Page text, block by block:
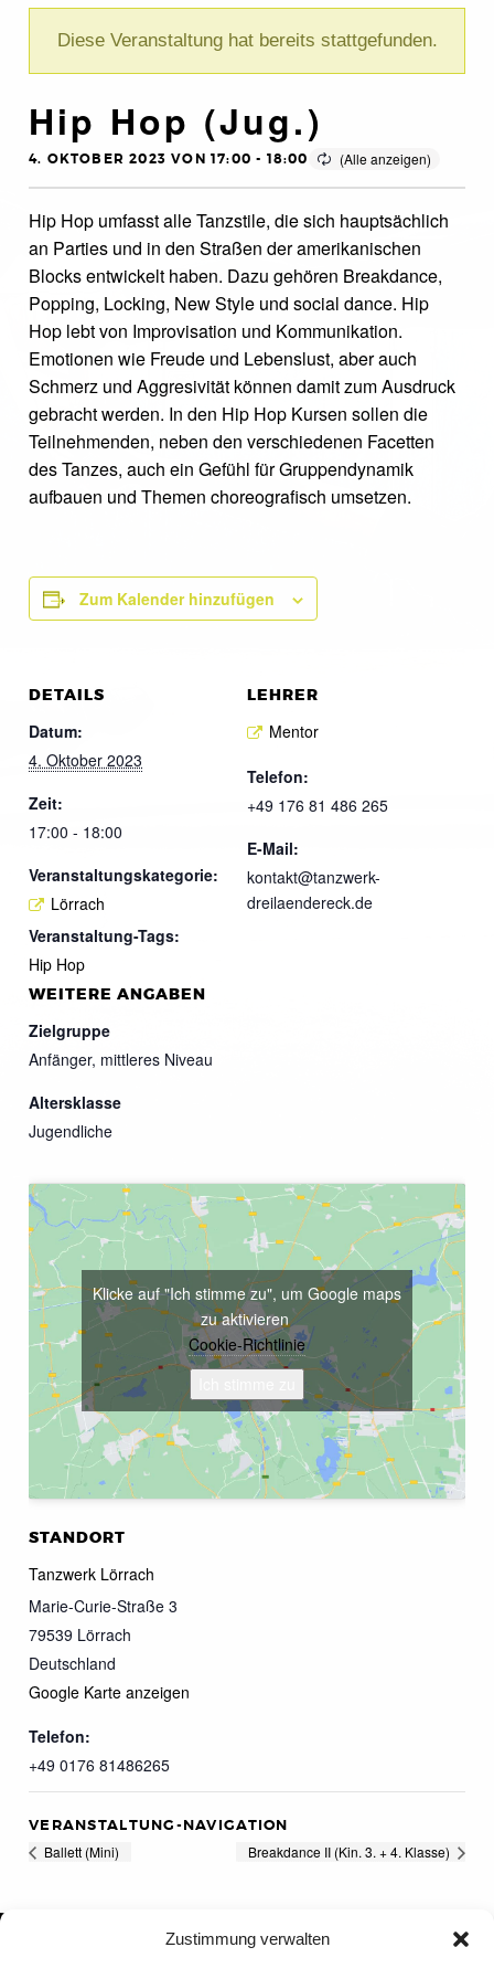
Zustimmung verwalten
Diese Veranstaltung hat bereits stattgefunden.
Hip Hop (Jug.)
4. OKTOBER 2023 VON 17:00 - 18:00
Hip Hop umfasst alle Tanzstile, die sich hauptsächlich
an Parties und in den Straßen der amerikanischen
Blocks entwickelt haben. Dazu gehören Breakdance,
Popping, Locking, New Style und social dance. Hip
Hop lebt von Improvisation und Kommunikation.
Emotionen wie Freude und Lebenslust, aber auch
Schmerz und Aggresivität können damit zum Ausdruck
gebracht werden. In den Hip Hop Kursen sollen die
Teilnehmenden, neben den verschiedenen Facetten
des Tanzes, auch ein Gefühl für Gruppendynamik
aufbauen und Themen choreografisch umsetzen.
Zum Kalender hinzufügen
DETAILS
Datum:
4. Oktober 2023
Zeit:
17:00 - 18:00
Veranstaltungskategorie:
Lörrach
Veranstaltung-Tags:
Hip Hop
LEHRER
Mentor
Telefon:
+49 176 81 486 265
E-Mail:
kontakt@tanzwerk-
dreilaendereck.de
WEITERE ANGABEN
Zielgruppe
Anfänger, mittleres Niveau
Altersklasse
Jugendliche
STANDORT
Tanzwerk Lörrach
Marie-Curie-Straße 3
79539 Lörrach
Deutschland
Google Karte anzeigen
Telefon:
+49 0176 81486265
Klicke auf "Ich stimme zu", um Google maps
zu aktivieren
Cookie-Richtlinie
VERANSTALTUNG-NAVIGATION
Ballett (Mini) Breakdance II (Kin. 3. + 4. Klasse)